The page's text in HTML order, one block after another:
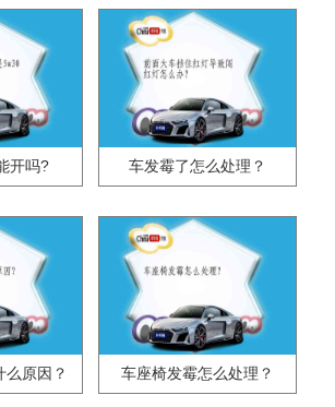
开吗? 车发霉了怎么处理？
么原因？ 车座椅发霉怎么处理？